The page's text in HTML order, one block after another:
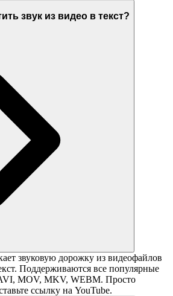
звук из видео в текст?
звуковую дорожку из видеофайлов
Поддерживаются все популярные
MOV, MKV, WEBM. Просто
ссылку на YouTube.